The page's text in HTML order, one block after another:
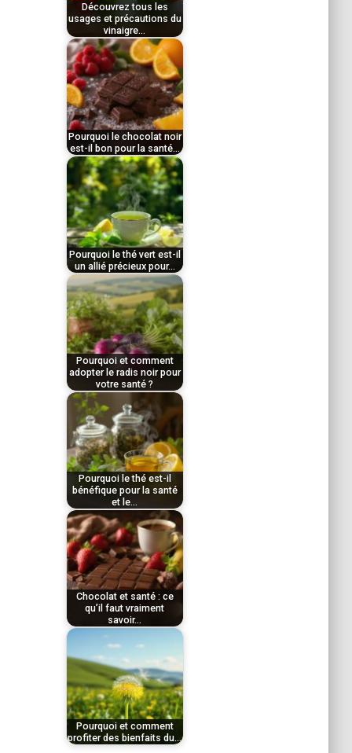
décembre 11, 2025Le
thé noir, deuxième
boisson la plus
consommée au
monde…
Découvrez tous les
usages et précautions du
vinaigre…
par
Tom
décembre 14, 2025Le
vinaigre blanc
s'impose aujourd'hui
comme un produit
incontournable dans…
Pourquoi le chocolat noir
est-il bon pour la santé…
par
Tom
décembre 11, 2025Le
chocolat noir présente
de nombreux atouts
nutritionnels grâce à…
Pourquoi le thé vert est-il
un allié précieux pour…
par
Tom
décembre 11, 2025 Le
thé vert se distingue par
sa richesse
exceptionnelle en…
Pourquoi et comment
adopter le radis noir pour
votre santé ?
par
Tom
décembre 11, 2025 Le
radis noir, légume
racine aux multiples
vertus, constitue un…
Pourquoi le thé est-il
bénéfique pour la santé
et le…
par
Tom
novembre 28, 2025 Le
thé, consommé
quotidiennement par
des millions de
Chocolat et santé : ce
qu’il faut vraiment
savoir…
par
Tom
Pourquoi et comment
profiter des bienfaits du…